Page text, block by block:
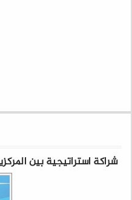
شراكة استراتيجية بين